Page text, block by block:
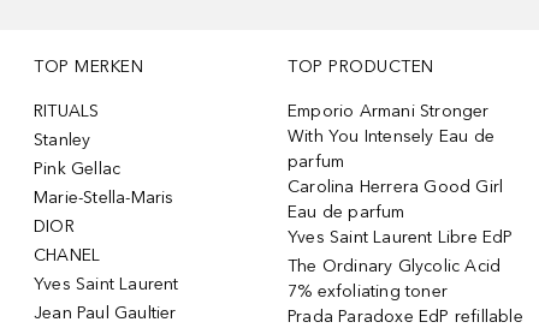
TOP MERKEN
RITUALS
Stanley
Pink Gellac
Marie-Stella-Maris
DIOR
CHANEL
Yves Saint Laurent
Jean Paul Gaultier
TOP PRODUCTEN
Emporio Armani Stronger
With You Intensely Eau de
parfum
Carolina Herrera Good Girl
Eau de parfum
Yves Saint Laurent Libre EdP
The Ordinary Glycolic Acid
7% exfoliating toner
Prada Paradoxe EdP refillable